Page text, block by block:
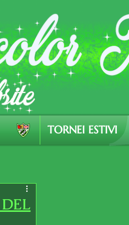
TORNEI ESTIVI